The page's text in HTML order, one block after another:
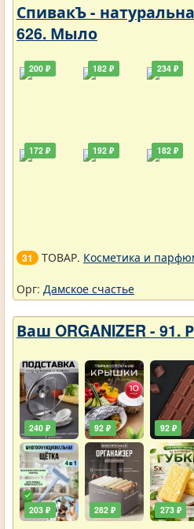
СпивакЪ -
626. Мыло
200 ₽
172 ₽
182 ₽
192 ₽
234 ₽
182 ₽
31 ТОВАР. Косметика и
Орг: Дамское счастье
Ваш ORGANIZER - 91.
240 ₽
203 ₽
92 ₽
282 ₽
92 ₽
273 ₽